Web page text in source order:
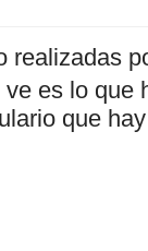
realizadas
es lo que
que